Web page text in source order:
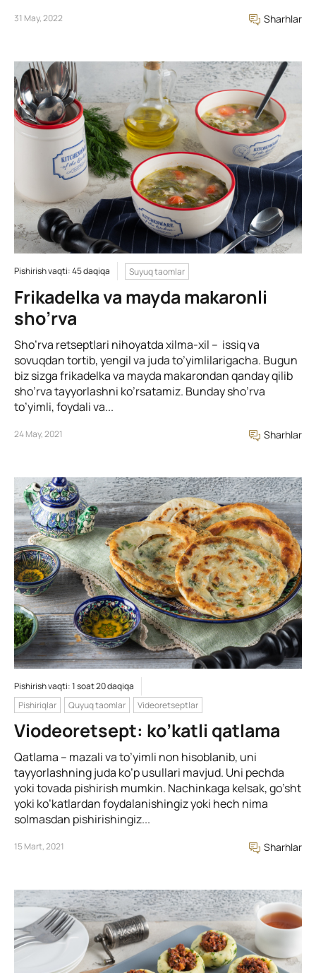
31 May, 2022 Sharhlar
Pishirish vaqti: 45 daqiqa Suyuq taomlar
Frikadelka va mayda makaronli
sho’rva
Sho’rva retseptlari nihoyatda xilma-xil – issiq va
sovuqdan tortib, yengil va juda to’yimlilarigacha. Bugun
biz sizga frikadelka va mayda makarondan qanday qilib
sho’rva tayyorlashni ko’rsatamiz. Bunday sho’rva
to’yimli, foydali va...
24 May, 2021 Sharhlar
Pishirish vaqti: 1 soat 20 daqiqa
Pishiriqlar
Quyuq taomlar Videoretseptlar
Viodeoretsept: ko’katli qatlama
Qatlama – mazali va to’yimli non hisoblanib, uni
tayyorlashning juda ko’p usullari mavjud. Uni pechda
yoki tovada pishirish mumkin. Nachinkaga kelsak, go’sht
yoki ko’katlardan foydalanishingiz yoki hech nima
solmasdan pishirishingiz...
15 Mart, 2021 Sharhlar